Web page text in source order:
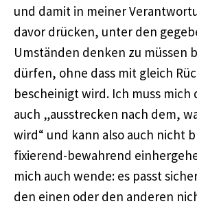
und damit in meiner
davor drücken, unter den
Umständen denken zu müssen
dürfen, ohne dass mit gleich
bescheinigt wird. Ich muss mich
auch „ausstrecken nach dem,
wird“ und kann also auch nicht
fixierend-bewahrend
mich auch wende: es passt
den einen oder den anderen